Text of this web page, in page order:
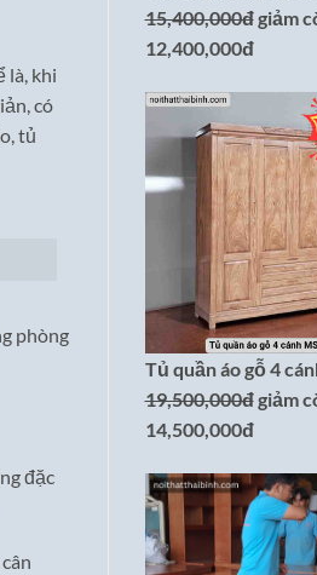
là, khi
có
tủ
phòng
đặc
15,400,000đgiảm
12,400,000đ
Tủ quần áo gỗ 4
19,500,000đgiảm
14,500,000đ